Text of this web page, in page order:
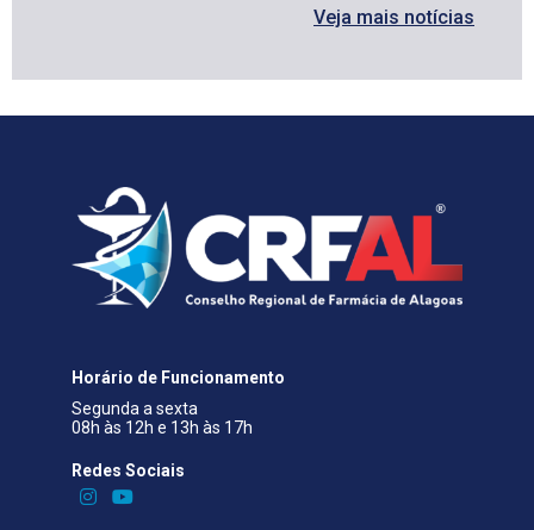
Veja mais notícias
Horário de Funcionamento
Segunda a sexta
08h às 12h e 13h às 17h
Redes Sociais​